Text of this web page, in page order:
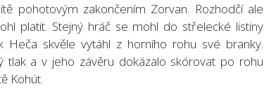
pohotovým zakončením Zorvan. Rozhodčí ale
platit. Stejný hráč se mohl do střelecké listiny
Heča skvěle vytáhl z horního rohu své branky.
a v jeho závěru dokázalo skórovat po rohu
Kohút.